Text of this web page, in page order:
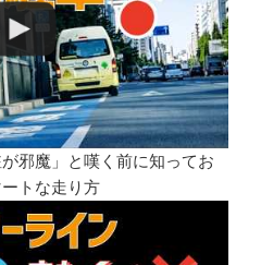
邪魔」と嘆く前に知ってお
トな走り方